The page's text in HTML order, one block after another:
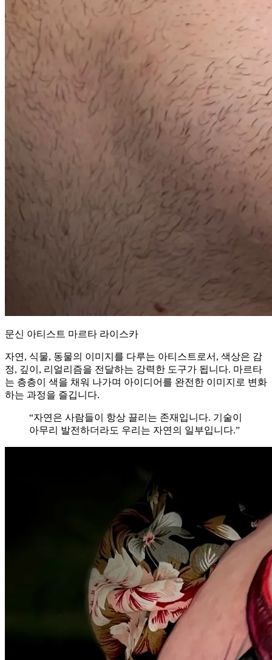
문신 아티스트 마르타 라이스카
자연, 식물, 동물의 이미지를 다루는 아티스트로서, 색상은 감
정, 깊이, 리얼리즘을 전달하는 강력한 도구가 됩니다. 마르타
는 층층이 색을 채워 나가며 아이디어를 완전한 이미지로 변화
하는 과정을 즐깁니다.
“자연은 사람들이 항상 끌리는 존재입니다. 기술이
아무리 발전하더라도 우리는 자연의 일부입니다.”